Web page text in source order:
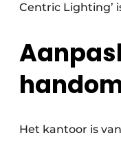
Centric Lighting’
Het kantoor is